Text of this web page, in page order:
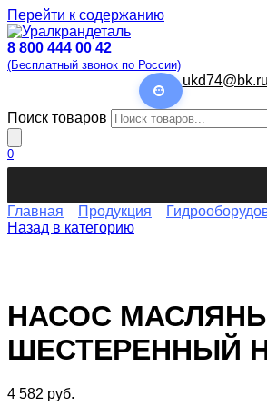
Перейти к содержанию
8 800 444 00 42
(Бесплатный звонок по России)
ukd74@bk.ru
Поиск товаров
0
Главная Продукция
Назад в категорию
НАСОС
ШЕСТЕРЕННЫЙ
4 582 руб.